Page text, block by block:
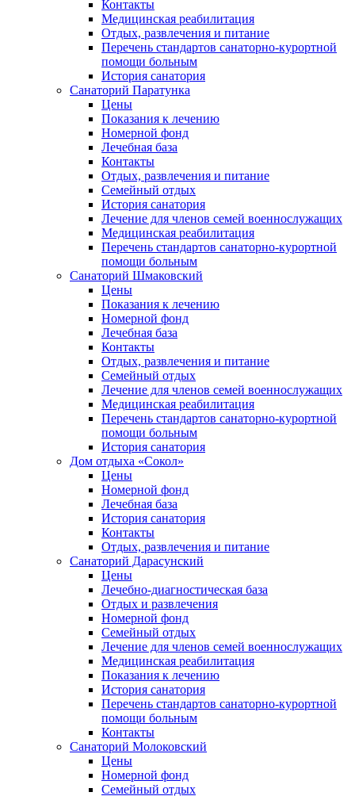
Контакты
Медицинская реабилитация
Отдых, развлечения и питание
Перечень стандартов санаторно-курортной
помощи больным
История санатория
Санаторий Паратунка
Цены
Показания к лечению
Номерной фонд
Лечебная база
Контакты
Отдых, развлечения и питание
Семейный отдых
История санатория
Лечение для членов семей военнослужащих
Медицинская реабилитация
Перечень стандартов санаторно-курортной
помощи больным
Санаторий Шмаковский
Цены
Показания к лечению
Номерной фонд
Лечебная база
Контакты
Отдых, развлечения и питание
Семейный отдых
Лечение для членов семей военнослужащих
Медицинская реабилитация
Перечень стандартов санаторно-курортной
помощи больным
История санатория
Дом отдыха «Сокол»
Цены
Номерной фонд
Лечебная база
История санатория
Контакты
Отдых, развлечения и питание
Санаторий Дарасунский
Цены
Лечебно-диагностическая база
Отдых и развлечения
Номерной фонд
Семейный отдых
Лечение для членов семей военнослужащих
Медицинская реабилитация
Показания к лечению
История санатория
Перечень стандартов санаторно-курортной
помощи больным
Контакты
Санаторий Молоковский
Цены
Номерной фонд
Семейный отдых